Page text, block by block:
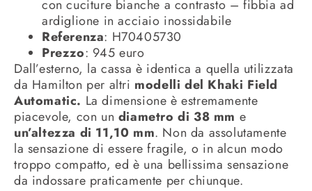
con cuciture bianche a contrasto – fibbia ad
ardiglione in acciaio inossidabile
Referenza: H70405730
Prezzo: 945 euro
Dall’esterno, la cassa è identica a quella utilizzata
da Hamilton per altri modelli del Khaki Field
Automatic. La dimensione è estremamente
piacevole, con un diametro di 38 mm e
un’altezza di 11,10 mm. Non da assolutamente
la sensazione di essere fragile, o in alcun modo
troppo compatto, ed è una bellissima sensazione
da indossare praticamente per chiunque.